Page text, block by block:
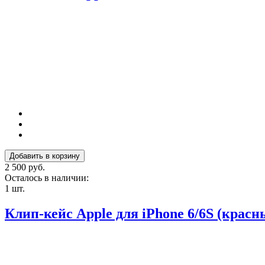
2 500 руб.
Осталось в наличии:
1 шт.
Клип-кейс Apple для iPhone 6/6S